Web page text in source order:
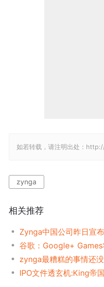
如若转载，请注明出处：
zynga
相关推荐
Zynga中国公司昨日宣
谷歌：Google+ Games
zynga最糟糕的事情还
IPO文件透玄机:King帝